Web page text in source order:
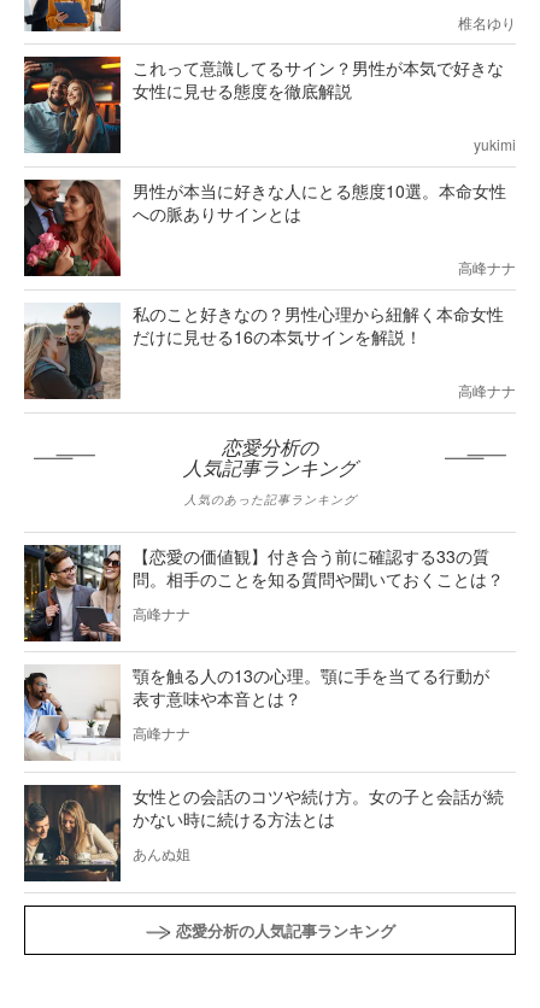
椎名ゆり
これって意識してるサイン？男性が本気で好きな
女性に見せる態度を徹底解説
yukimi
男性が本当に好きな人にとる態度10選。本命女性
への脈ありサインとは
高峰ナナ
私のこと好きなの？男性心理から紐解く本命女性
だけに見せる16の本気サインを解説！
高峰ナナ
恋愛分析の
人気記事ランキング
人気のあった記事ランキング
【恋愛の価値観】付き合う前に確認する33の質
問。相手のことを知る質問や聞いておくことは？
高峰ナナ
顎を触る人の13の心理。顎に手を当てる行動が
表す意味や本音とは？
高峰ナナ
女性との会話のコツや続け方。女の子と会話が続
かない時に続ける方法とは
あんぬ姐
恋愛分析の人気記事ランキング